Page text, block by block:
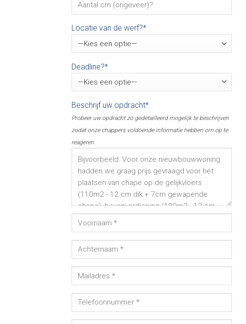
Locatie van de werf?*
Deadline?*
Beschrijf uw opdracht*
Probeer uw opdracht zo gedetailleerd mogelijk te beschrijven
zodat onze chappers voldoende informatie hebben om op te
reageren.